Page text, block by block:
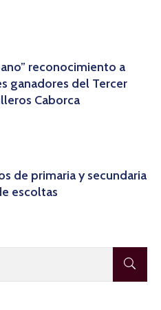
reconocimiento a
ganadores del Tercer
Caborca
de primaria y secundaria
escoltas